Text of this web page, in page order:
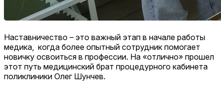
Наставничество – это важный этап в начале работы
медика, когда более опытный сотрудник помогает
новичку освоиться в профессии. На «отлично» прошел
этот путь медицинский брат процедурного кабинета
поликлиники Олег Шунчев.